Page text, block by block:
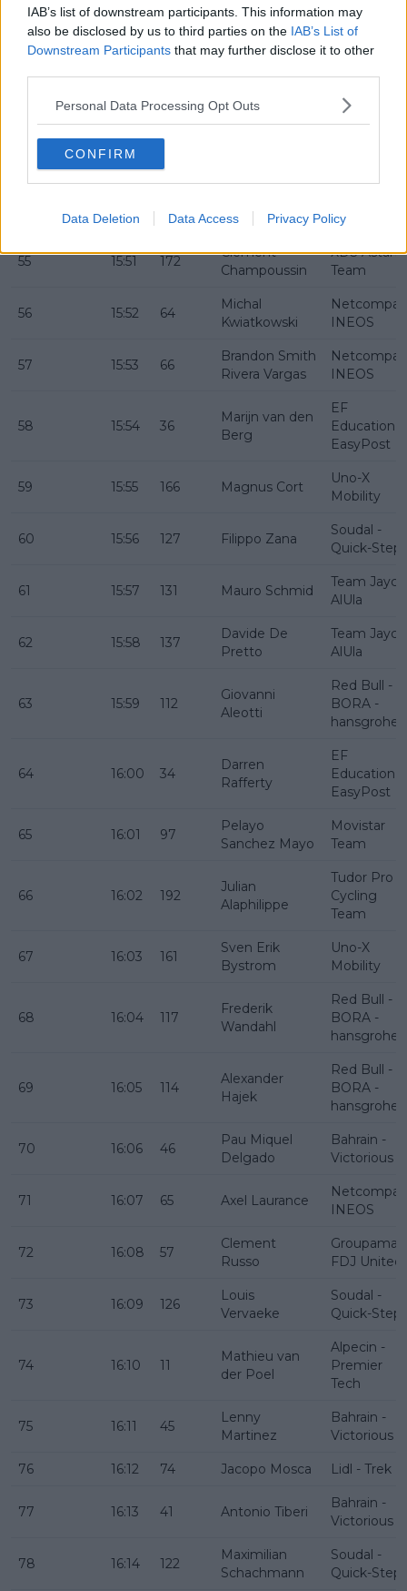
IAB’s list of downstream participants. This information may
also be disclosed by us to third parties on the IAB’s List of
Downstream Participants that may further disclose it to other
Personal Data Processing Opt Outs
CONFIRM
Data Deletion Data Access Privacy Policy
51 15:47 2 Tim Wellens
UAE Team
Emirates -
15:48 171 Alberto Bettiol
XDS Astana
Team
15:49
Chris Hamilton
PostNL
55 15:51 172
Clement
Champoussin
XDS Astana
Team
56 15:52 64
Michal
Kwiatkowski
INEOS
57 15:53 66
Brandon Smith
Rivera Vargas
INEOS
58 15:54 36
Marijn van den
Berg
EF
Education -
EasyPost
59 15:55 166 Magnus Cort
Uno-X
Mobility
60 15:56 127 Filippo Zana
Soudal -
Quick-Step
61 15:57 131 Mauro Schmid
Team Jayco
AlUla
62 15:58 137
Davide De
Pretto
Team Jayco
AlUla
63 15:59 112
Giovanni
Aleotti
Red Bull -
BORA -
hansgrohe
64 16:00 34
Darren
Rafferty
EF
Education -
EasyPost
65 16:01 97
Pelayo
Sanchez Mayo
Movistar
Team
66 16:02 192
Julian
Alaphilippe
Tudor Pro
Cycling
Team
67 16:03 161
Sven Erik
Bystrom
Uno-X
Mobility
68 16:04 117
Frederik
Wandahl
Red Bull -
BORA -
hansgrohe
69 16:05 114
Alexander
Hajek
Red Bull -
BORA -
hansgrohe
70 16:06 46
Pau Miquel
Delgado
Bahrain -
Victorious
71 16:07 65 Axel Laurance
INEOS
72 16:08 57
Clement
Russo
Groupama -
FDJ United
73 16:09 126
Louis
Vervaeke
Soudal -
Quick-Step
74 16:10 11
Mathieu van
der Poel
Alpecin -
Premier
Tech
75 16:11 45
Lenny
Martinez
Bahrain -
Victorious
76 16:12 74 Jacopo Mosca Lidl - Trek
77 16:13 41 Antonio Tiberi
Bahrain -
Victorious
78 16:14 122
Maximilian
Schachmann
Soudal -
Quick-Step